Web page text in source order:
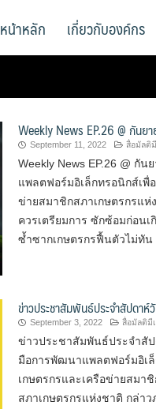
หน้าหลัก เกี่ยวกับองค์กร
Weekly News EP.26 @ กันย
September 11, 2022 สื่อมัลติ
Weekly News EP.26 @ กั
แพลตฟอร์มอิเล็กทรอนิกส์เพื่
ข่ายสมาชิกสภา​เกษตรกร​แ
ควรเตรียมการ ซักซ้อมก่อน
ซ้ำซากเกษตรกรฟื้นตัวไม่ทัน
ข่าวประชาสัมพันธ์ประจำสัปดา
September 3, 2022 สื่อมัลติมี
ข่าวประชาสัมพันธ์ประจำสั
มือการพัฒนาแพลตฟอร์มอิเ
เกษตรกรและเครือข่ายส
สภาเกษตรกรแห่งชาติ กล่า